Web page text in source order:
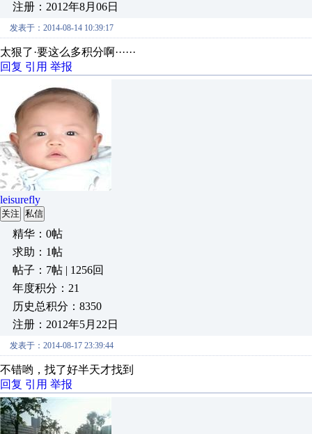
注册：2012年8月06日
发表于：2014-08-14 10:39:17
太狠了·要这么多积分啊······
回复 引用 举报
leisurefly
关注 私信
精华：0帖
求助：1帖
帖子：7帖 | 1256回
年度积分：21
历史总积分：8350
注册：2012年5月22日
发表于：2014-08-17 23:39:44
不错哟，找了好半天才找到
回复 引用 举报